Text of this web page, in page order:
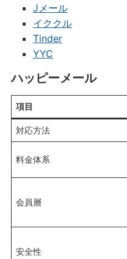
Jメール
イククル
Tinder
YYC
ハッピーメール
項目
対応方法
料金体系
会員層
安全性